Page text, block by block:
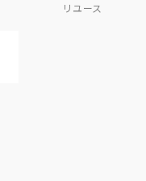
リユース